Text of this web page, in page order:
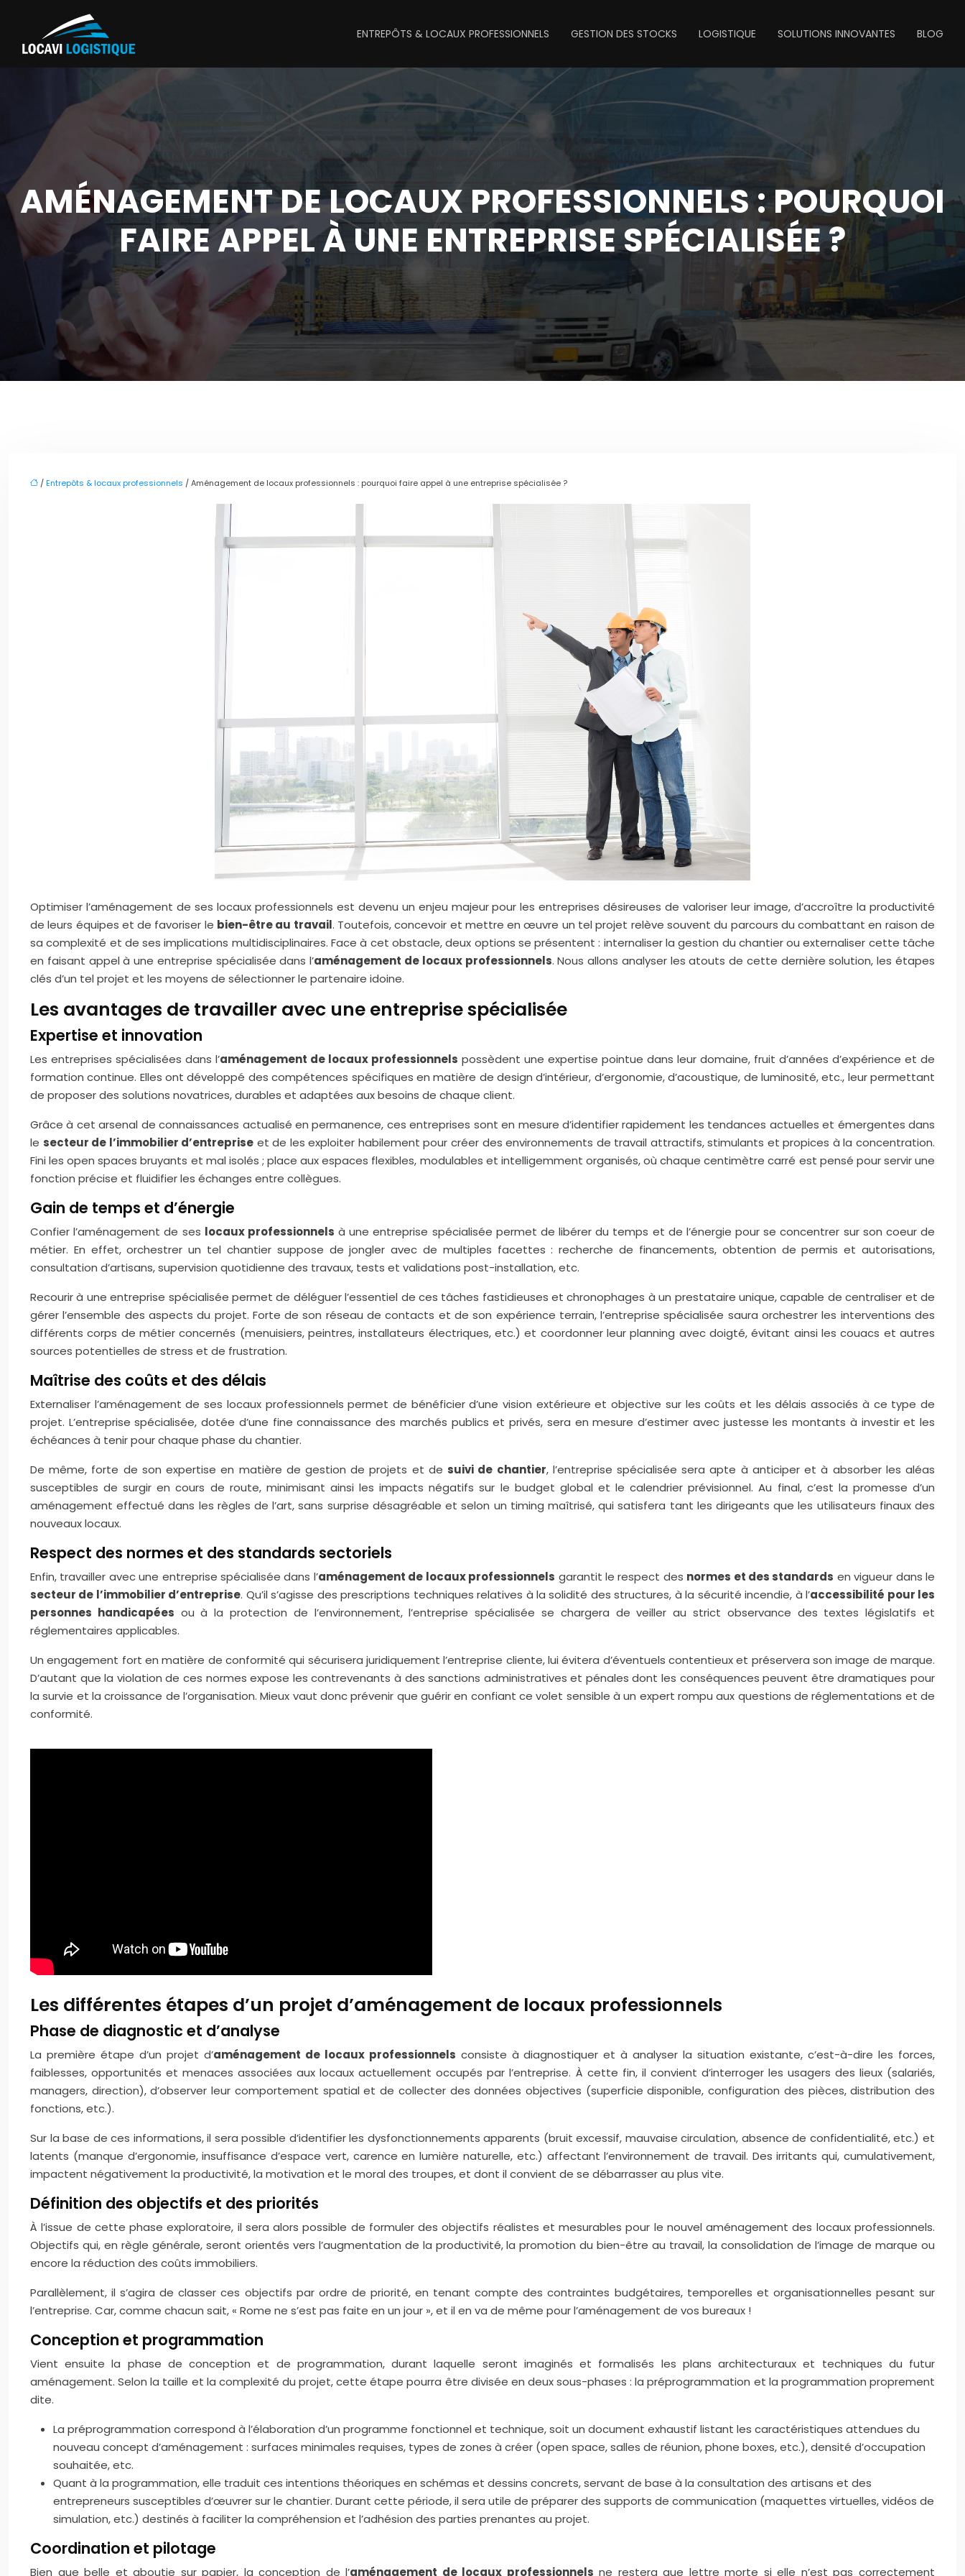
ENTREPÔTS & LOCAUX PROFESSIONNELS GESTION DES STOCKS LOGISTIQUE SOLUTIONS INNOVANTES BLOG
AMÉNAGEMENT DE LOCAUX PROFESSIONNELS : POURQUOI
FAIRE APPEL À UNE ENTREPRISE SPÉCIALISÉE ?
/Entrepôts & locaux professionnels / Aménagement de locaux professionnels : pourquoi faire appel à une entreprise spécialisée ?
Optimiser l’aménagement de ses locaux professionnels est devenu un enjeu majeur pour les entreprises désireuses de valoriser leur image, d’accroître la productivité
de leurs équipes et de favoriser le bien-être au travail. Toutefois, concevoir et mettre en œuvre un tel projet relève souvent du parcours du combattant en raison de
sa complexité et de ses implications multidisciplinaires. Face à cet obstacle, deux options se présentent : internaliser la gestion du chantier ou externaliser cette tâche
en faisant appel à une entreprise spécialisée dans l’aménagement de locaux professionnels. Nous allons analyser les atouts de cette dernière solution, les étapes
clés d’un tel projet et les moyens de sélectionner le partenaire idoine.
Les avantages de travailler avec une entreprise spécialisée
Expertise et innovation
Les entreprises spécialisées dans l’aménagement de locaux professionnels possèdent une expertise pointue dans leur domaine, fruit d’années d’expérience et de
formation continue. Elles ont développé des compétences spécifiques en matière de design d’intérieur, d’ergonomie, d’acoustique, de luminosité, etc., leur permettant
de proposer des solutions novatrices, durables et adaptées aux besoins de chaque client.
Grâce à cet arsenal de connaissances actualisé en permanence, ces entreprises sont en mesure d’identifier rapidement les tendances actuelles et émergentes dans
le secteur de l’immobilier d’entreprise et de les exploiter habilement pour créer des environnements de travail attractifs, stimulants et propices à la concentration.
Fini les open spaces bruyants et mal isolés ; place aux espaces flexibles, modulables et intelligemment organisés, où chaque centimètre carré est pensé pour servir une
fonction précise et fluidifier les échanges entre collègues.
Gain de temps et d’énergie
Confier l’aménagement de ses locaux professionnels à une entreprise spécialisée permet de libérer du temps et de l’énergie pour se concentrer sur son coeur de
métier. En effet, orchestrer un tel chantier suppose de jongler avec de multiples facettes : recherche de financements, obtention de permis et autorisations,
consultation d’artisans, supervision quotidienne des travaux, tests et validations post-installation, etc.
Recourir à une entreprise spécialisée permet de déléguer l’essentiel de ces tâches fastidieuses et chronophages à un prestataire unique, capable de centraliser et de
gérer l’ensemble des aspects du projet. Forte de son réseau de contacts et de son expérience terrain, l’entreprise spécialisée saura orchestrer les interventions des
différents corps de métier concernés (menuisiers, peintres, installateurs électriques, etc.) et coordonner leur planning avec doigté, évitant ainsi les couacs et autres
sources potentielles de stress et de frustration.
Maîtrise des coûts et des délais
Externaliser l’aménagement de ses locaux professionnels permet de bénéficier d’une vision extérieure et objective sur les coûts et les délais associés à ce type de
projet. L’entreprise spécialisée, dotée d’une fine connaissance des marchés publics et privés, sera en mesure d’estimer avec justesse les montants à investir et les
échéances à tenir pour chaque phase du chantier.
De même, forte de son expertise en matière de gestion de projets et de suivi de chantier, l’entreprise spécialisée sera apte à anticiper et à absorber les aléas
susceptibles de surgir en cours de route, minimisant ainsi les impacts négatifs sur le budget global et le calendrier prévisionnel. Au final, c’est la promesse d’un
aménagement effectué dans les règles de l’art, sans surprise désagréable et selon un timing maîtrisé, qui satisfera tant les dirigeants que les utilisateurs finaux des
nouveaux locaux.
Respect des normes et des standards sectoriels
Enfin, travailler avec une entreprise spécialisée dans l’aménagement de locaux professionnels garantit le respect des normes et des standards en vigueur dans le
secteur de l’immobilier d’entreprise. Qu’il s’agisse des prescriptions techniques relatives à la solidité des structures, à la sécurité incendie, à l’accessibilité pour les
personnes handicapées ou à la protection de l’environnement, l’entreprise spécialisée se chargera de veiller au strict observance des textes législatifs et
réglementaires applicables.
Un engagement fort en matière de conformité qui sécurisera juridiquement l’entreprise cliente, lui évitera d’éventuels contentieux et préservera son image de marque.
D’autant que la violation de ces normes expose les contrevenants à des sanctions administratives et pénales dont les conséquences peuvent être dramatiques pour
la survie et la croissance de l’organisation. Mieux vaut donc prévenir que guérir en confiant ce volet sensible à un expert rompu aux questions de réglementations et de
conformité.
Les différentes étapes d’un projet d’aménagement de locaux professionnels
Phase de diagnostic et d’analyse
La première étape d’un projet d’aménagement de locaux professionnels consiste à diagnostiquer et à analyser la situation existante, c’est-à-dire les forces,
faiblesses, opportunités et menaces associées aux locaux actuellement occupés par l’entreprise. À cette fin, il convient d’interroger les usagers des lieux (salariés,
managers, direction), d’observer leur comportement spatial et de collecter des données objectives (superficie disponible, configuration des pièces, distribution des
fonctions, etc.).
Sur la base de ces informations, il sera possible d’identifier les dysfonctionnements apparents (bruit excessif, mauvaise circulation, absence de confidentialité, etc.) et
latents (manque d’ergonomie, insuffisance d’espace vert, carence en lumière naturelle, etc.) affectant l’environnement de travail. Des irritants qui, cumulativement,
impactent négativement la productivité, la motivation et le moral des troupes, et dont il convient de se débarrasser au plus vite.
Définition des objectifs et des priorités
À l’issue de cette phase exploratoire, il sera alors possible de formuler des objectifs réalistes et mesurables pour le nouvel aménagement des locaux professionnels.
Objectifs qui, en règle générale, seront orientés vers l’augmentation de la productivité, la promotion du bien-être au travail, la consolidation de l’image de marque ou
encore la réduction des coûts immobiliers.
Parallèlement, il s’agira de classer ces objectifs par ordre de priorité, en tenant compte des contraintes budgétaires, temporelles et organisationnelles pesant sur
l’entreprise. Car, comme chacun sait, « Rome ne s’est pas faite en un jour », et il en va de même pour l’aménagement de vos bureaux !
Conception et programmation
Vient ensuite la phase de conception et de programmation, durant laquelle seront imaginés et formalisés les plans architecturaux et techniques du futur
aménagement. Selon la taille et la complexité du projet, cette étape pourra être divisée en deux sous-phases : la préprogrammation et la programmation proprement
dite.
La préprogrammation correspond à l’élaboration d’un programme fonctionnel et technique, soit un document exhaustif listant les caractéristiques attendues du
nouveau concept d’aménagement : surfaces minimales requises, types de zones à créer (open space, salles de réunion, phone boxes, etc.), densité d’occupation
souhaitée, etc.
Quant à la programmation, elle traduit ces intentions théoriques en schémas et dessins concrets, servant de base à la consultation des artisans et des
entrepreneurs susceptibles d’œuvrer sur le chantier. Durant cette période, il sera utile de préparer des supports de communication (maquettes virtuelles, vidéos de
simulation, etc.) destinés à faciliter la compréhension et l’adhésion des parties prenantes au projet.
Coordination et pilotage
Bien que belle et aboutie sur papier, la conception de l’aménagement de locaux professionnels ne restera que lettre morte si elle n’est pas correctement